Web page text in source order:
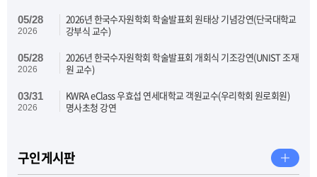
05/28
2026
2026년 한국수자원학회 학술발표회 원태상 기념강연(단국대학교
강부식 교수)
05/28
2026
2026년 한국수자원학회 학술발표회 개회식 기조강연(UNIST 조재
원 교수)
03/31
2026
KWRA eClass 우효섭 연세대학교 객원교수(우리학회 원로회원)
명사초청 강연
구인게시판